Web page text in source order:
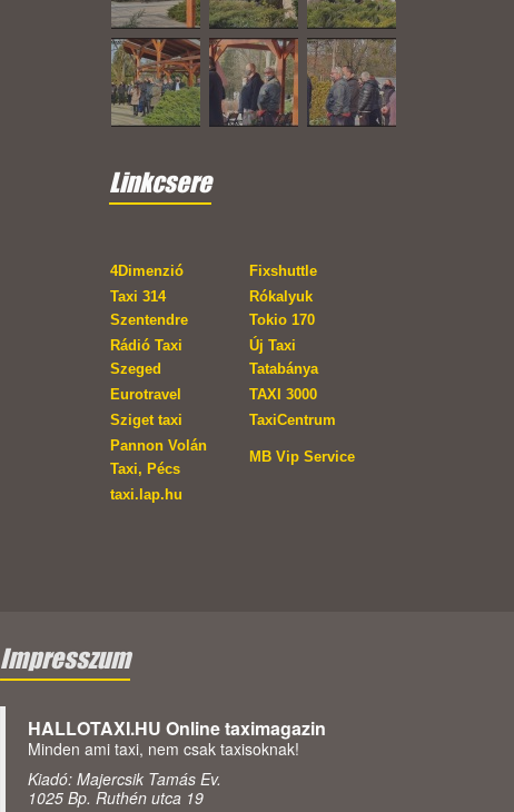
Linkcsere
4Dimenzió
Fixshuttle
Taxi 314
Szentendre
Rókalyuk
Tokio 170
Rádió Taxi
Szeged
Új Taxi
Tatabánya
Eurotravel
TAXI 3000
Sziget taxi
TaxiCentrum
Pannon Volán
Taxi, Pécs
MB Vip Service
taxi.lap.hu
Impresszum
HALLOTAXI.HU Online taximagazin
Minden ami taxi, nem csak taxisoknak!
Kiadó: Majercsik Tamás Ev.
1025 Bp. Ruthén utca 19